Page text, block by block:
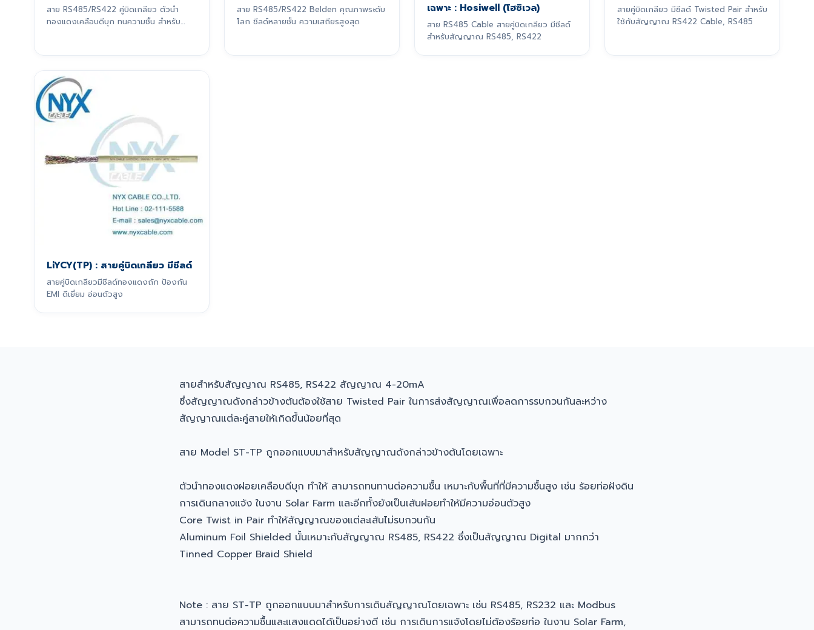
สาย RS485/RS422 คู่บิดเกลียว ตัวนำ
ทองแดงเคลือบดีบุก ทนความชื้น สำหรับ
สาย RS485/RS422 Belden คุณภาพระดับ
โลก ชีลด์หลายชั้น ความเสถียรสูงสุด
เฉพาะ : Hosiwell (โฮซิเวล)
สาย RS485 Cable สายคู่บิดเกลียว มีชีลด์
สำหรับสัญญาณ RS485, RS422
สายคู่บิดเกลียว มีชีลด์ Twisted Pair สำหรับ
ใช้กับสัญญาณ RS422 Cable, RS485
LiYCY(TP) : สายคู่บิดเกลียว มีชีลด์
สายคู่บิดเกลียวมีชีลด์ทองแดงถัก ป้องกัน
EMI ดีเยี่ยม อ่อนตัวสูง
สายสำหรับสัญญาณ RS485, RS422 สัญญาณ 4-20mA
ซึ่งสัญญาณดังกล่าวข้างต้นต้องใช้สาย Twisted Pair ในการส่งสัญญาณเพื่อลดการรบกวนกันละหว่าง
สัญญาณแต่ละคู่สายให้เกิดขึ้นน้อยที่สุด
สาย Model ST-TP ถูกออกแบบมาสำหรับสัญญาณดังกล่าวข้างต้นโดยเฉพาะ
ตัวนำทองแดงฝอยเคลือบดีบุก ทำให้ สามารถทนทานต่อความชื้น เหมาะกับพื้นที่ที่มีความชื้นสูง เช่น ร้อยท่อฝังดิน
การเดินกลางแจ้ง ในงาน Solar Farm และอีกทั้งยังเป็นเส้นฝอยทำให้มีความอ่อนตัวสูง
Core Twist in Pair ทำให้สัญญาณของแต่ละเส้นไม่รบกวนกัน
Aluminum Foil Shielded นั้นเหมาะกับสัญญาณ RS485, RS422 ซึ่งเป็นสัญญาณ Digital มากกว่า
Tinned Copper Braid Shield
Note : สาย ST-TP ถูกออกแบบมาสำหรับการเดินสัญญาณโดยเฉพาะ เช่น RS485, RS232 และ Modbus
สามารถทนต่อความชื้นและแสงแดดได้เป็นอย่างดี เช่น การเดินการแจ้งโดยไม่ต้องร้อยท่อ ในงาน Solar Farm,